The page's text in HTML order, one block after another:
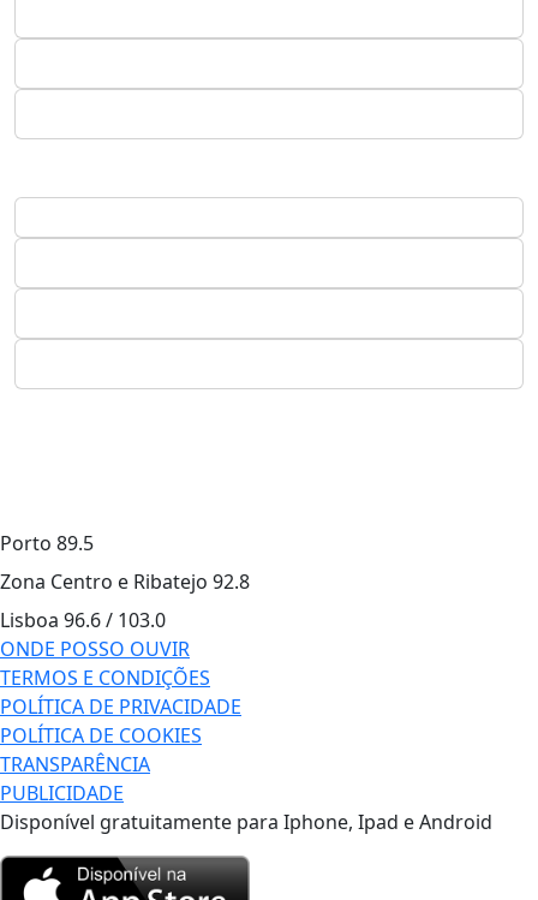
Porto 89.5
Zona Centro e Ribatejo 92.8
Lisboa 96.6 / 103.0
ONDE POSSO OUVIR
TERMOS E CONDIÇÕES
POLÍTICA DE PRIVACIDADE
POLÍTICA DE COOKIES
TRANSPARÊNCIA
PUBLICIDADE
Disponível gratuitamente para Iphone, Ipad e Android